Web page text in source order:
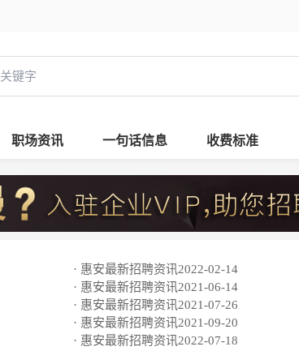
职场资讯 一句话信息 收费标准
· 惠安最新招聘资讯2022-02-14
· 惠安最新招聘资讯2021-06-14
· 惠安最新招聘资讯2021-07-26
· 惠安最新招聘资讯2021-09-20
· 惠安最新招聘资讯2022-07-18